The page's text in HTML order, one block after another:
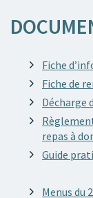
Fiche
Fiche de
Décharge
repas à
Guide
Menus du